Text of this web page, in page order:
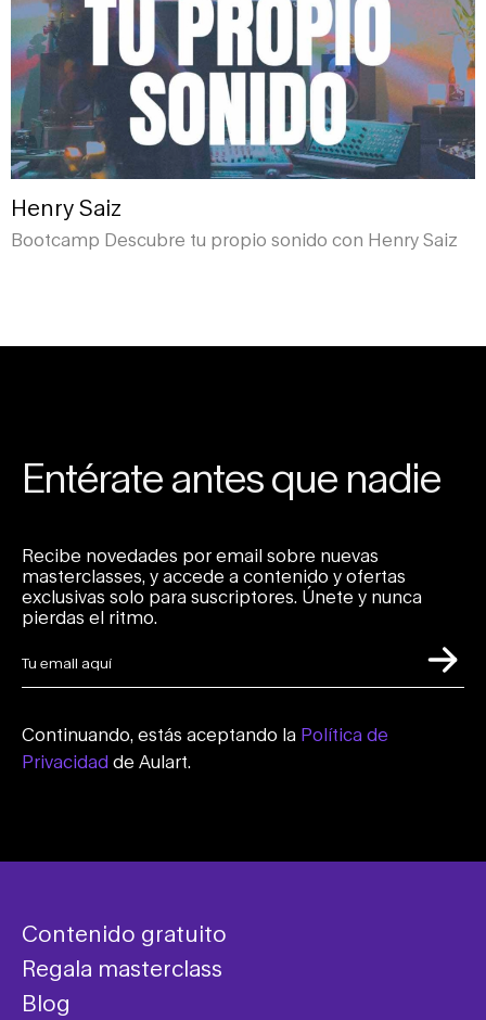
Henry Saiz
Bootcamp Descubre tu propio sonido con Henry Saiz
Entérate antes que nadie
Recibe novedades por email sobre nuevas
masterclasses, y accede a contenido y ofertas
exclusivas solo para suscriptores. Únete y nunca
pierdas el ritmo.
Continuando, estás aceptando la Política de
Privacidad de Aulart.
Contenido gratuito
Regala masterclass
Blog